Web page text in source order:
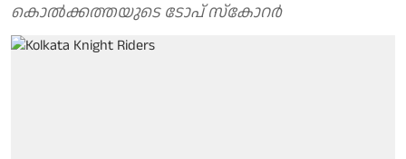
കൊല്‍ക്കത്തയുടെ ടോപ് സ്കോറര്‍